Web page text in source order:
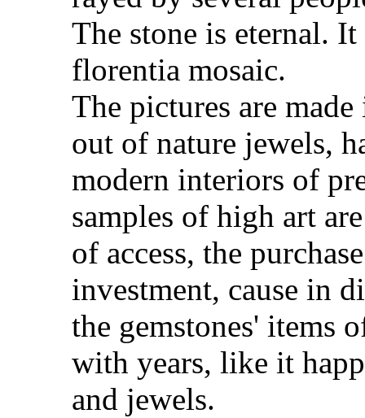
The stone is eternal.
florentia mosaic.
The pictures are
out of nature jewels,
modern interiors of
samples of high art
of access, the
investment, cause in
the gemstones' items
with years, like it
and jewels.